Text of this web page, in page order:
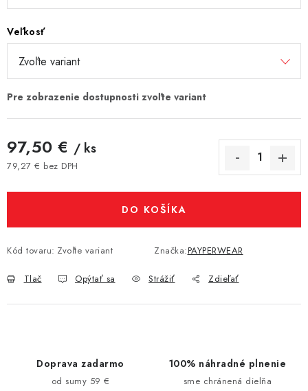
Veľkosť
97,50 € / ks
79,27 € bez DPH
DO KOŠÍKA
Kód tovaru: Zvoľte variant Značka:PAYPERWEAR
Tlač Opýtať sa Strážiť Zdieľať
Doprava zadarmo
od sumy 59 €
100% náhradné plnenie
sme chránená dielňa